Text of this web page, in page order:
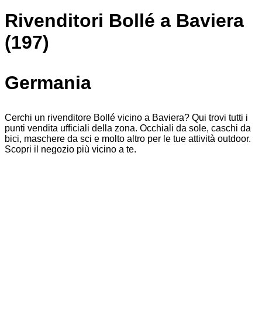
Rivenditori Bollé a Baviera
(197)
Germania
Cerchi un rivenditore Bollé vicino a Baviera? Qui trovi tutti i
punti vendita ufficiali della zona. Occhiali da sole, caschi da
bici, maschere da sci e molto altro per le tue attività outdoor.
Scopri il negozio più vicino a te.